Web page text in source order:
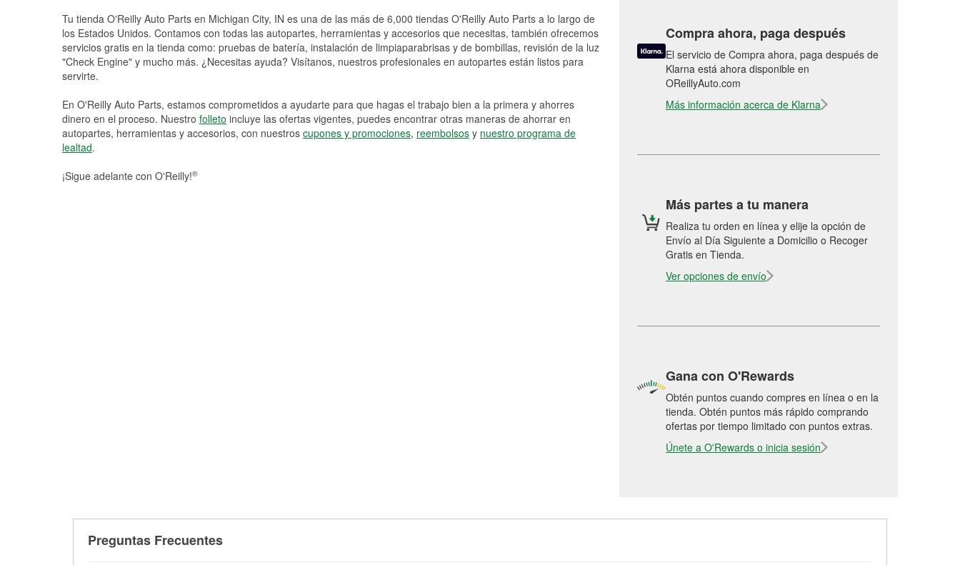
Tu tienda O'Reilly Auto Parts en Michigan City, IN es una de las más de 6,000 tiendas O'Reilly Auto Parts a lo largo de
los Estados Unidos. Contamos con todas las autopartes, herramientas y accesorios que necesitas, también ofrecemos
servicios gratis en la tienda como: pruebas de batería, instalación de limpiaparabrisas y de bombillas, revisión de la luz
"Check Engine" y mucho más. ¿Necesitas ayuda? Visítanos, nuestros profesionales en autopartes están listos para
servirte.
En O'Reilly Auto Parts, estamos comprometidos a ayudarte para que hagas el trabajo bien a la primera y ahorres
dinero en el proceso. Nuestro folleto incluye las ofertas vigentes, puedes encontrar otras maneras de ahorrar en
autopartes, herramientas y accesorios, con nuestros cupones y promociones, reembolsos y nuestro programa de
lealtad.
¡Sigue adelante con O'Reilly!®
Compra ahora, paga después
El servicio de Compra ahora, paga después de
Klarna está ahora disponible en
OReillyAuto.com
Más información acerca de Klarna
Más partes a tu manera
Realiza tu orden en línea y elije la opción de
Envío al Día Siguiente a Domicilio o Recoger
Gratis en Tienda.
Ver opciones de envío
Gana con O'Rewards
Obtén puntos cuando compres en línea o en la
tienda. Obtén puntos más rápido comprando
ofertas por tiempo limitado con puntos extras.
Únete a O'Rewards o inicia sesión
Preguntas Frecuentes